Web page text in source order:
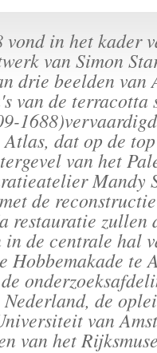
in het kader
van Simon
drie beelden van
van de terracotta
dat op de
van het
Mandy
de
restauratie zullen
in de centrale hal
Hobbemakade te
de
van
van het